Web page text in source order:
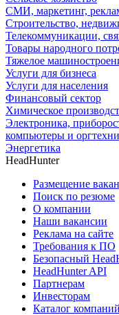
СМИ, маркетинг,
Строительство,
Телекоммуникации,
Товары народного
Тяжелое
Услуги для бизнеса
Услуги для населения
Финансовый сектор
Химическое
Электроника,
компьютеры и
Энергетика
HeadHunter
Размещение
Поиск по резюме
О компании
Наши вакансии
Реклама на сайте
Требования к ПО
Безопасный
HeadHunter API
Партнерам
Инвесторам
Каталог компаний